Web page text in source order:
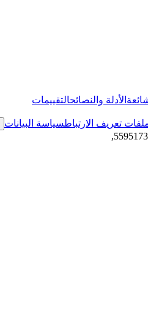
الأدلة والنصائحالتقييمات
تعريف الارتباطسياسة البيانات
,